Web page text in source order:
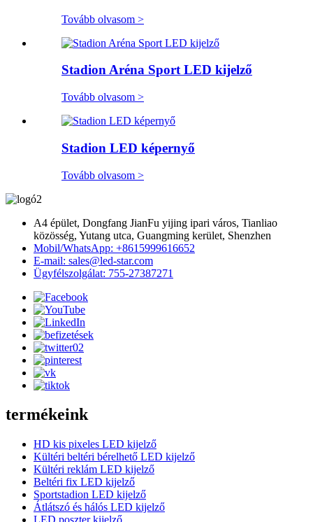
Tovább olvasom >
Stadion Aréna Sport LED kijelző
Tovább olvasom >
Stadion LED képernyő
Tovább olvasom >
A4 épület, Dongfang JianFu yijing ipari város, Tianliao
közösség, Yutang utca, Guangming kerület, Shenzhen
Mobil/WhatsApp: +8615999616652
E-mail: sales@led-star.com
Ügyfélszolgálat: 755-27387271
termékeink
HD kis pixeles LED kijelző
Kültéri beltéri bérelhető LED kijelző
Kültéri reklám LED kijelző
Beltéri fix LED kijelző
Sportstadion LED kijelző
Átlátszó és hálós LED kijelző